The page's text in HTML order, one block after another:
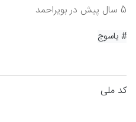
5 سال پیش در بویراحمد
# یاسوج
کد ملی